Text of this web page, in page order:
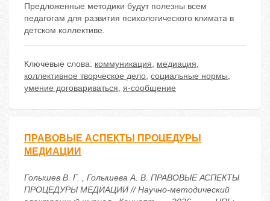
Предложенные методики будут полезны всем
педагогам для развития психологического климата в
детском коллективе.
Ключевые слова: коммуникация, медиация,
коллективное творческое дело, социальные нормы,
умение договариваться, я-сообщение
ПРАВОВЫЕ АСПЕКТЫ ПРОЦЕДУРЫ
МЕДИАЦИИ
Голышев В. Г. , Голышева А. В. ПРАВОВЫЕ АСПЕКТЫ
ПРОЦЕДУРЫ МЕДИАЦИИ // Научно-методический